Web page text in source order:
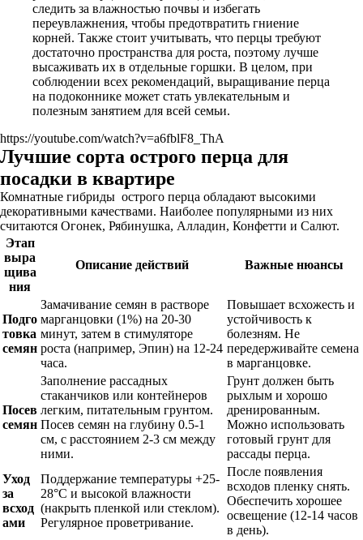
следить за влажностью почвы и избегать
переувлажнения, чтобы предотвратить гниение
корней. Также стоит учитывать, что перцы требуют
достаточно пространства для роста, поэтому лучше
высаживать их в отдельные горшки. В целом, при
соблюдении всех рекомендаций, выращивание перца
на подоконнике может стать увлекательным и
полезным занятием для всей семьи.
https://youtube.com/watch?v=a6fblF8_ThA
Лучшие сорта острого перца для
посадки в квартире
Комнатные гибриды острого перца обладают высокими
декоративными качествами. Наиболее популярными из них
считаются Огонек, Рябинушка, Алладин, Конфетти и Салют.
Этап
выра
щива
ния
Описание действий Важные нюансы
Подго
товка
семян
Замачивание семян в растворе
марганцовки (1%) на 20-30
минут, затем в стимуляторе
роста (например, Эпин) на 12-24
часа.
Повышает всхожесть и
устойчивость к
болезням. Не
передерживайте семена
в марганцовке.
Посев
семян
Заполнение рассадных
стаканчиков или контейнеров
легким, питательным грунтом.
Посев семян на глубину 0.5-1
см, с расстоянием 2-3 см между
ними.
Грунт должен быть
рыхлым и хорошо
дренированным.
Можно использовать
готовый грунт для
рассады перца.
Уход
за
всход
ами
Поддержание температуры +25-
28°C и высокой влажности
(накрыть пленкой или стеклом).
Регулярное проветривание.
После появления
всходов пленку снять.
Обеспечить хорошее
освещение (12-14 часов
в день).